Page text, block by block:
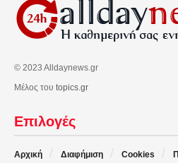
© 2023 Alldaynews.gr
Μέλος του topics.gr
Επιλογές
Αρχική Διαφήμιση Cookies